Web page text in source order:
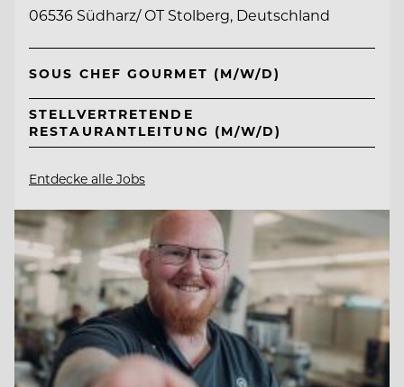
06536 Südharz/ OT Stolberg, Deutschland
SOUS CHEF GOURMET (M/W/D)
STELLVERTRETENDE
RESTAURANTLEITUNG (M/W/D)
Entdecke alle Jobs